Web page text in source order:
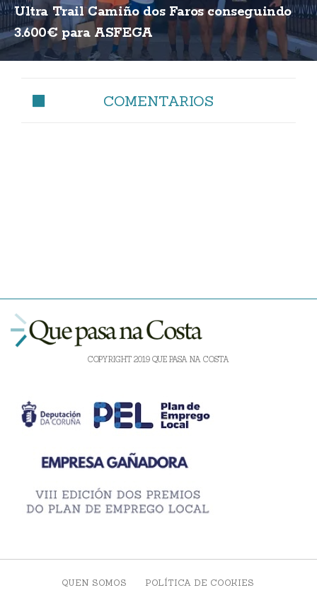
Ultra Trail Camiño dos Faros conseguindo
3.600€ para ASFEGA
COMENTARIOS
COPYRIGHT 2019 QUE PASA NA COSTA
QUEN SOMOS POLÍTICA DE COOKIES